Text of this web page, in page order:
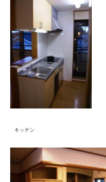
介護ショップ・愛すまいる
無料見積・お問い合わせ
内覧会
マナーセミナー
キッチン